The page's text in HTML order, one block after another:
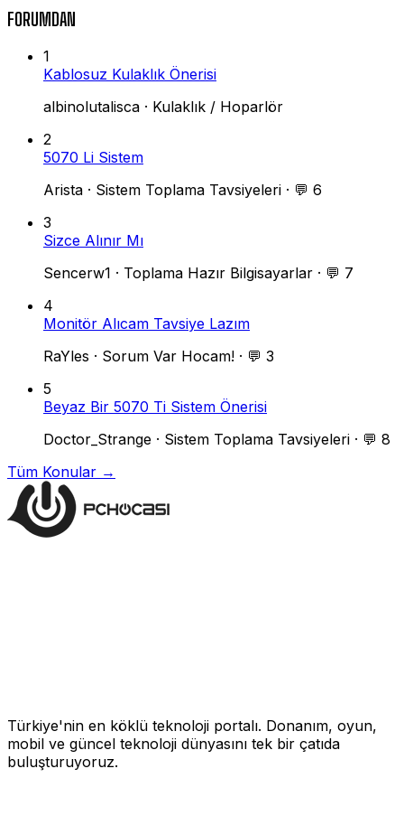
FORUMDAN
1
Kablosuz Kulaklık Önerisi
albinolutalisca · Kulaklık / Hoparlör
2
5070 Li Sistem
Arista · Sistem Toplama Tavsiyeleri · 💬 6
3
Sizce Alınır Mı
Sencerw1 · Toplama Hazır Bilgisayarlar · 💬 7
4
Monitör Alıcam Tavsiye Lazım
RaYles · Sorum Var Hocam! · 💬 3
5
Beyaz Bir 5070 Ti Sistem Önerisi
Doctor_Strange · Sistem Toplama Tavsiyeleri · 💬 8
Tüm Konular →
Türkiye'nin en köklü teknoloji portalı. Donanım, oyun,
mobil ve güncel teknoloji dünyasını tek bir çatıda
buluşturuyoruz.